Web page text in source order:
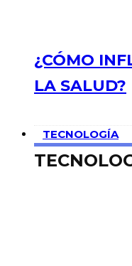
¿CÓMO
LA SALUD?
TECNOLOGÍA